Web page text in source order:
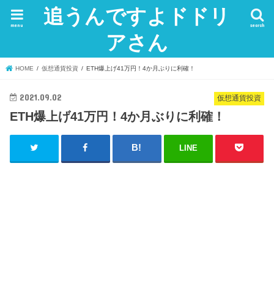
追うんですよドドリ
アさん
search
menu
HOME 仮想通貨投資 ETH爆上げ41万円！4か月ぶりに利確！
仮想通貨投資
2021.09.02
ETH爆上げ41万円！4か月ぶりに利確！
LINE